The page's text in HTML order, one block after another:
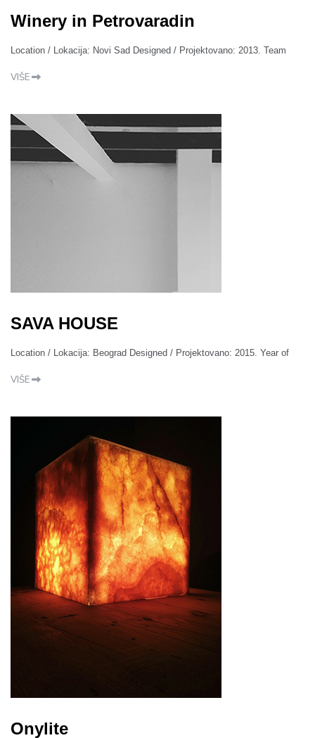
Winery in Petrovaradin
Location / Lokacija: Novi Sad Designed / Projektovano: 2013. Team
VIŠE
SAVA HOUSE
Location / Lokacija: Beograd Designed / Projektovano: 2015. Year of
VIŠE
Onylite